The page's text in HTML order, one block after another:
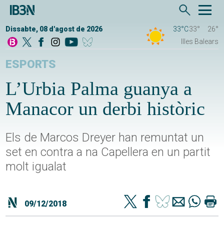
Dissabte, 08 d'agost de 2026 33°C33°
26°
Illes Balears
ESPORTS
L’Urbia Palma guanya a
Manacor un derbi històric
Els de Marcos Dreyer han remuntat un
set en contra a na Capellera en un partit
molt igualat
09/12/2018